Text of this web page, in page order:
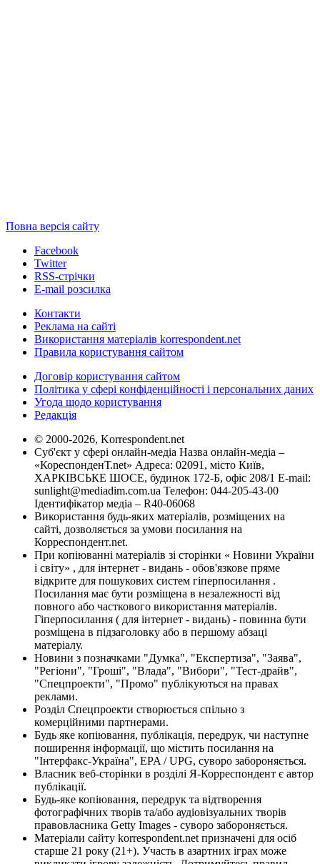
Повна версія сайту
Facebook
Twitter
RSS-стрічки
E-mail розсилка
Контакти
Реклама на сайті
Використання матеріалів korrespondent.net
Правила користування сайтом
Договір користування сайтом
Політика у сфері конфіденційності і персональних даних
Угода щодо користування
Редакція
© 2000-2026, Korrespondent.net
Суб'єкт у сфері онлайн-медіа Назва онлайн-медіа –
«КореспонденТ.net» Адреса: 02091, місто Київ,
ХАРКІВСЬКЕ ШОСЕ, будинок 172-Б, офіс 208/1 E-mail:
sunlight@mediadim.com.ua Телефон: 044-205-43-00
Ідентифікатор медіа – R40-06068
Використання будь-яких матеріалів, розміщених на
сайті, дозволяється за умови посилання на
Корреспондент.net.
При копіюванні матеріалів зі сторінки « Новини України
і світу» , для інтернет - видань - обов'язкове пряме
відкрите для пошукових систем гіперпосилання .
Посилання має бути розміщена в незалежності від
повного або часткового використання матеріалів.
Гіперпосилання ( для інтернет - видань) - повинна бути
розміщена в підзаголовку або в першому абзаці
матеріалу.
Новини з позначками "Думка", "Експертиза", "Заява",
"Регіони", "Гроші", "Влада", "Вибори", "Тест-драйв",
"Спецпроекти", "Промо" публікуються на правах
реклами.
Розділ Спецпроекти створюється спільно з
комерційними партнерами.
Будь яке копіювання, публікація, передрук, чи наступне
поширення інформації, що містить посилання на
"Інтерфакс-Україна", EPA / UPG, суворо забороняється.
Власник веб-сторінки в розділі Я-Корреспондент є автор
публікації.
Будь-яке копіювання, передрук та відтворення
фотографічних творів та/або аудіовізуальних творів
правовласника Getty Images - суворо забороняється.
Матеріали сайту korrespondent.net призначені для осіб
старше 21 року (21+). Участь в азартних іграх може